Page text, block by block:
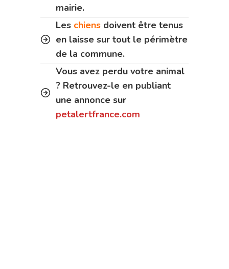
mairie.
Les chiens doivent être tenus
en laisse sur tout le périmètre
de la commune.
Vous avez perdu votre animal
? Retrouvez-le en publiant
une annonce sur
petalertfrance.com